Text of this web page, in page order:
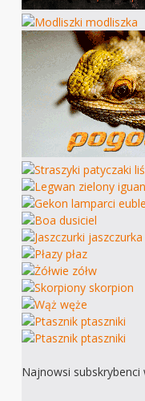
Najnowsi subskrybenci